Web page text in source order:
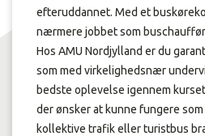
efteruddannet. Med et
nærmere jobbet som
Hos AMU Nordjylland er du
som med virkelighedsnær
bedste oplevelse igennem
der ønsker at kunne fungere
kollektive trafik eller turistbus